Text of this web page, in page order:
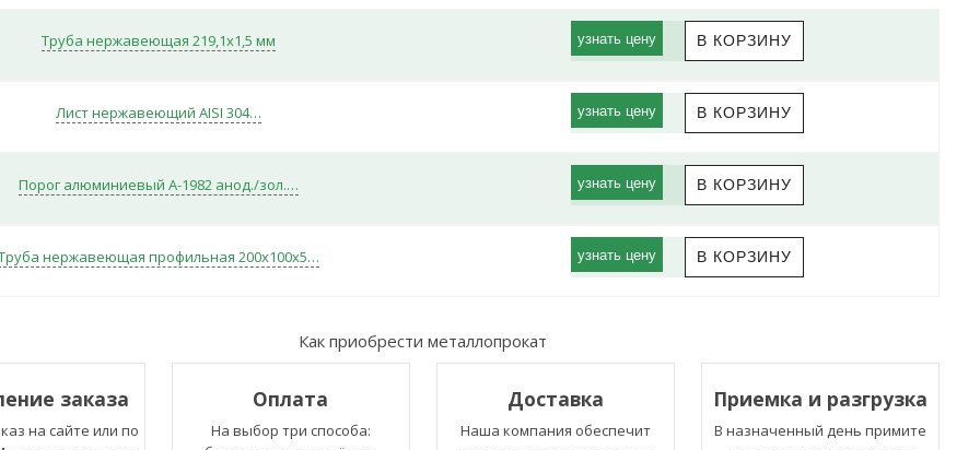
Труба нержавеющая 219,1х1,5 мм узнать цену
Лист нержавеющий AISI 304… узнать цену
Порог алюминиевый А-1982 анод./зол.… узнать цену
нержавеющая профильная 200х100х5… узнать цену
Как приобрести металлопрокат
заказа
на сайте или по
Оплата
На выбор три способа:
Доставка
Наша компания обеспечит
Приемка и разгрузка
В назначенный день примите